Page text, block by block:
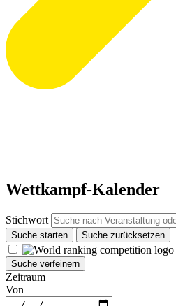
Wettkampf-Kalender
Stichwort
Suche starten Suche zurücksetzen
Suche verfeinern
Zeitraum
Von